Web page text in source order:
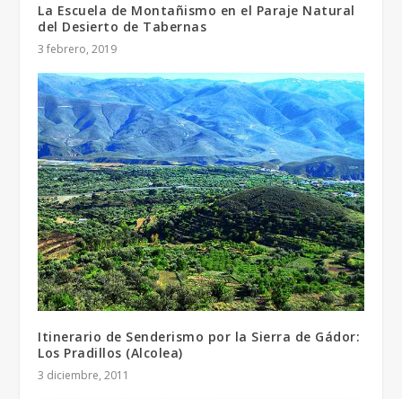
La Escuela de Montañismo en el Paraje Natural
del Desierto de Tabernas
3 febrero, 2019
Itinerario de Senderismo por la Sierra de Gádor:
Los Pradillos (Alcolea)
3 diciembre, 2011